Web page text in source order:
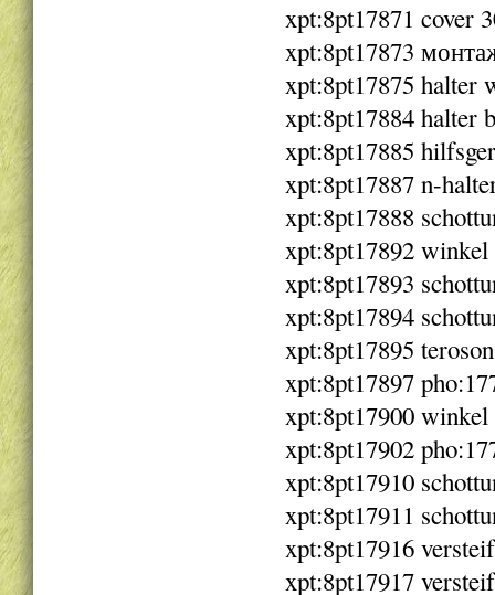
xpt:8pt17871 cover
xpt:8pt17873
xpt:8pt17875 halter
xpt:8pt17884 halter
xpt:8pt17885
xpt:8pt17887 n-
xpt:8pt17888
xpt:8pt17892 winkel
xpt:8pt17893
xpt:8pt17894
xpt:8pt17895
xpt:8pt17897
xpt:8pt17900 winkel
xpt:8pt17902
xpt:8pt17910
xpt:8pt17911
xpt:8pt17916
xpt:8pt17917